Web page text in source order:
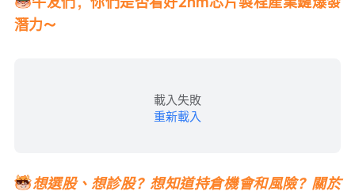
潛力～
載入失敗
重新載入
想選股、想診股？想知道持倉機會和風險？關於